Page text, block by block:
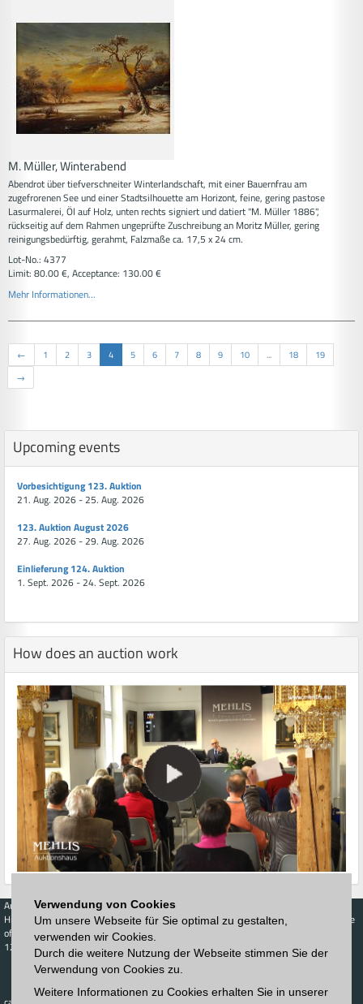
Verwendung von Cookies
Um unsere Webseite für Sie optimal zu gestalten,
verwenden wir Cookies.
Durch die weitere Nutzung der Webseite stimmen Sie der
Verwendung von Cookies zu.
Weitere Informationen zu Cookies erhalten Sie in unserer
M. Müller, Winterabend
Abendrot über tiefverschneiter Winterlandschaft, mit einer Bauernfrau am
zugefrorenen See und einer Stadtsilhouette am Horizont, feine, gering pastose
Lasurmalerei, Öl auf Holz, unten rechts signiert und datiert "M. Müller 1886",
rückseitig auf dem Rahmen ungeprüfte Zuschreibung an Moritz Müller, gering
reinigungsbedürftig, gerahmt, Falzmaße ca. 17,5 x 24 cm.
Lot-No.: 4377
Limit: 80.00 €, Acceptance: 130.00 €
Mehr Informationen...
← 1 2 3 4 5 6 7 8 9 10 ... 18
19
→
Upcoming events
Vorbesichtigung 123. Auktion
21. Aug. 2026 - 25. Aug. 2026
123. Auktion August 2026
27. Aug. 2026 - 29. Aug. 2026
Einlieferung 124. Auktion
1. Sept. 2026 - 24. Sept. 2026
How does an auction work
Auctions
Highest acceptance
of bids
123. Auktion
Schedule
Catalog
Interactive
Buy
Live-Auction
Calendar
Highest acceptance
Auction house
Newsletter